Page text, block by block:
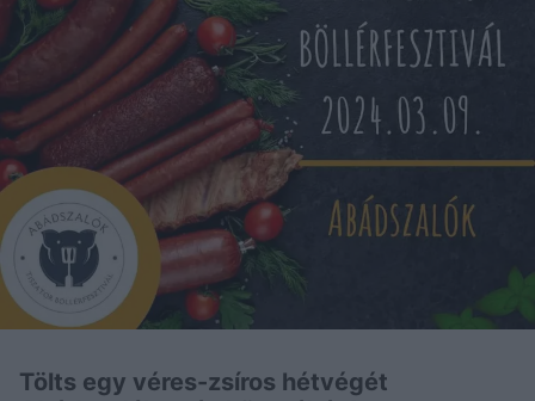
Tölts egy véres-zsíros hétvégét